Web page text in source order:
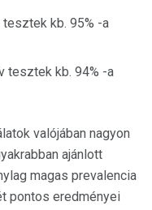
kb. 95% -a
tesztek kb. 94% -a
valójában nagyon
ajánlott
magas prevalencia
pontos eredményei